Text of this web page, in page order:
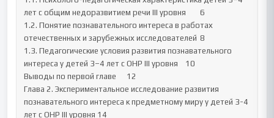
лет с общим недоразвитием речи III уровня	6
1.2. Понятие познавательного интереса в работах
отечественных и зарубежных исследователей	8
1.3. Педагогические условия развития познавательного
интереса у детей 3–4 лет с ОНР III уровня	10
Выводы по первой главе	12
Глава 2. Экспериментальное исследование развития
познавательного интереса к предметному миру у детей 3-4
лет с ОНР III уровня	14